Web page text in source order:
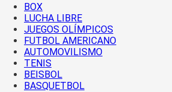
BOX
LUCHA LIBRE
JUEGOS OLÍMPICOS
FUTBOL AMERICANO
AUTOMOVILISMO
TENIS
BEISBOL
BASQUETBOL